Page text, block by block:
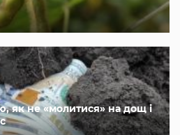
як не «молитися» на дощ і